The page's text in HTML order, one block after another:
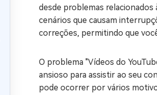
desde problemas
cenários que causam
correções, permitindo que
O problema "Vídeos do
ansioso para assistir ao seu
pode ocorrer por vários